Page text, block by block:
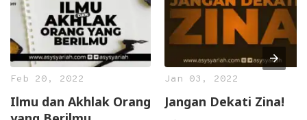
Feb 20, 2022
Ilmu dan Akhlak Orang
Jan 03, 2022
Jangan Dekati Zina!